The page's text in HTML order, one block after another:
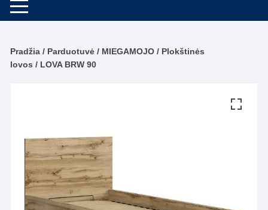
Pradžia / Parduotuvė / MIEGAMOJO / Plokštinės
lovos / LOVA BRW 90